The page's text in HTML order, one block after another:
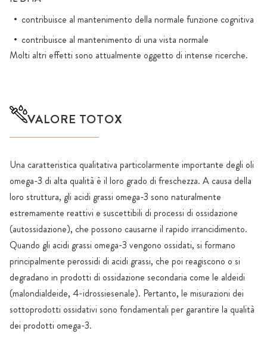
contribuisce al mantenimento della normale funzione cognitiva
contribuisce al mantenimento di una vista normale
Molti altri effetti sono attualmente oggetto di intense ricerche.
VALORE TOTOX
Una caratteristica qualitativa particolarmente importante degli oli
omega-3 di alta qualità è il loro grado di freschezza. A causa della
loro struttura, gli acidi grassi omega-3 sono naturalmente
estremamente reattivi e suscettibili di processi di ossidazione
(autossidazione), che possono causarne il rapido irrancidimento.
Quando gli acidi grassi omega-3 vengono ossidati, si formano
principalmente perossidi di acidi grassi, che poi reagiscono o si
degradano in prodotti di ossidazione secondaria come le aldeidi
(malondialdeide, 4-idrossiesenale). Pertanto, le misurazioni dei
sottoprodotti ossidativi sono fondamentali per garantire la qualità
dei prodotti omega-3.